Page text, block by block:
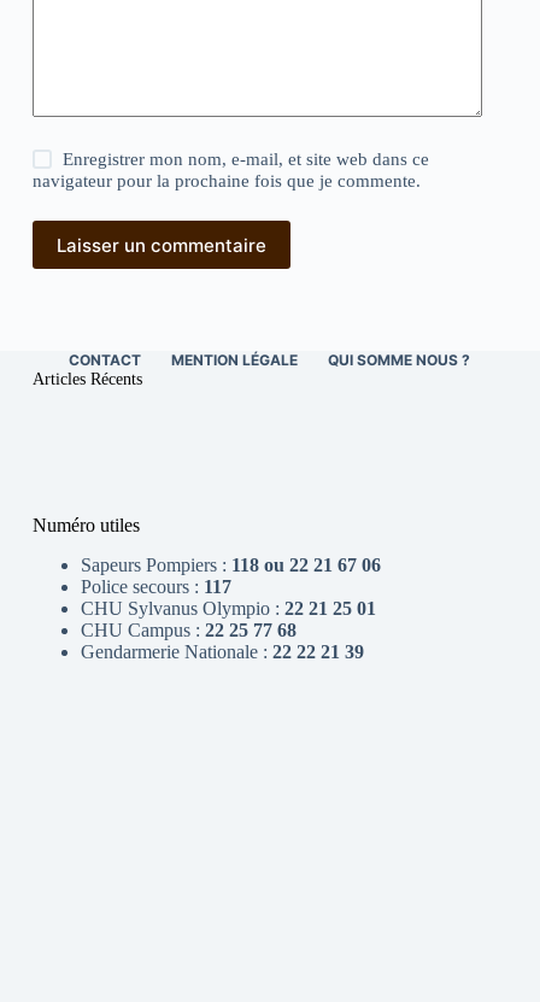
Enregistrer mon nom, e-mail, et site web dans ce
navigateur pour la prochaine fois que je commente.
Laisser un commentaire
CONTACT MENTION LÉGALE QUI SOMME NOUS ?
Articles Récents
Numéro utiles
Sapeurs Pompiers : 118 ou 22 21 67 06
Police secours : 117
CHU Sylvanus Olympio : 22 21 25 01
CHU Campus : 22 25 77 68
Gendarmerie Nationale : 22 22 21 39